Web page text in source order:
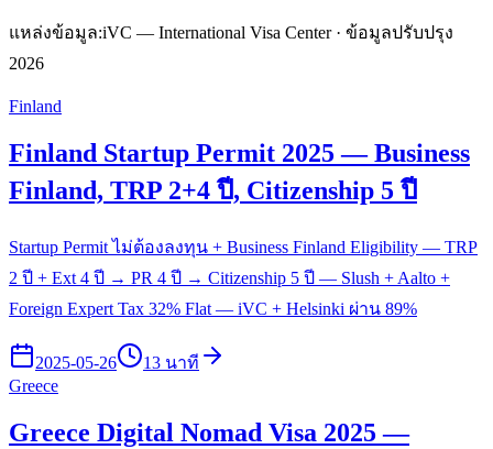
แหล่งข้อมูล:iVC — International Visa Center · ข้อมูลปรับปรุง
2026
Finland
Finland Startup Permit 2025 — Business
Finland, TRP 2+4 ปี, Citizenship 5 ปี
Startup Permit ไม่ต้องลงทุน + Business Finland Eligibility — TRP
2 ปี + Ext 4 ปี → PR 4 ปี → Citizenship 5 ปี — Slush + Aalto +
Foreign Expert Tax 32% Flat — iVC + Helsinki ผ่าน 89%
2025-05-26
13 นาที
Greece
Greece Digital Nomad Visa 2025 —